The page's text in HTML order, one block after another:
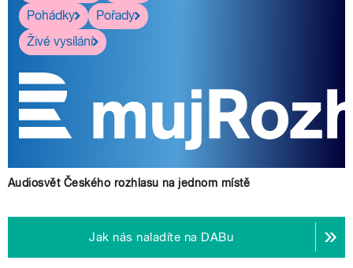
Pohádky
Pořady
Živé vysílání
Audiosvět Českého rozhlasu na jednom místě
Jak nás naladíte na DABu